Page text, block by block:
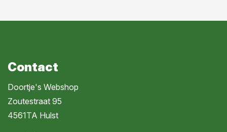
Contact
Doortje's Webshop
Zoutestraat 95
4561TA Hulst